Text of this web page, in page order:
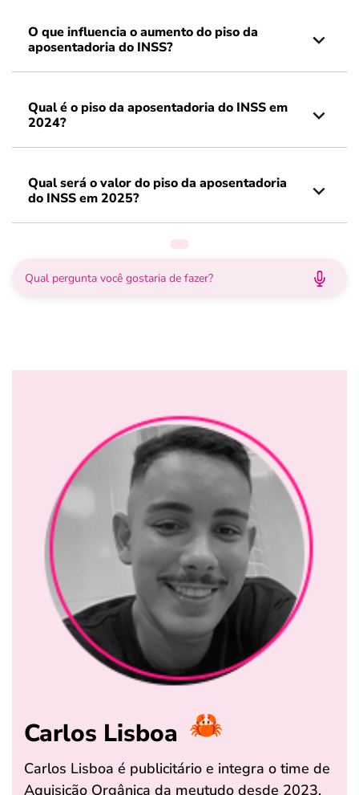
O que influencia o aumento do piso da
aposentadoria do INSS?
Qual é o piso da aposentadoria do INSS em
2024?
Qual será o valor do piso da aposentadoria
do INSS em 2025?
Carlos Lisboa
Carlos Lisboa é publicitário e integra o time de
Aquisição Orgânica da meutudo desde 2023,